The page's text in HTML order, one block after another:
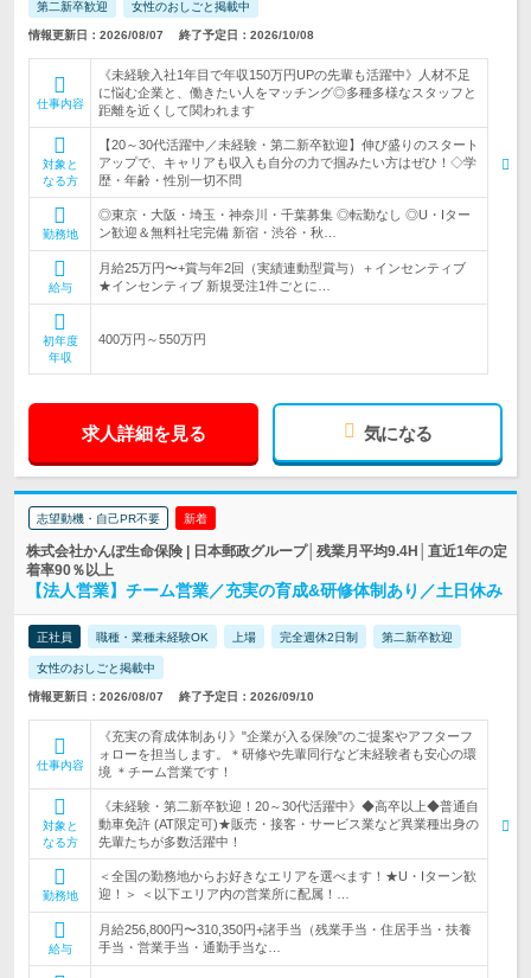
第二新卒歓迎 女性のおしごと掲載中
情報更新日：2026/08/07 終了予定日：2026/10/08
仕事内容
《未経験入社1年目で年収150万円UPの先輩も活躍中》人材不足
に悩む企業と、働きたい人をマッチング◎多種多様なスタッフと
距離を近くして関われます
対象と
なる方
【20～30代活躍中／未経験・第二新卒歓迎】伸び盛りのスタート
アップで、キャリアも収入も自分の力で掴みたい方はぜひ！◇学
歴・年齢・性別一切不問
勤務地
◎東京・大阪・埼玉・神奈川・千葉募集 ◎転勤なし ◎U・Iター
ン歓迎＆無料社宅完備 新宿・渋谷・秋…
給与
月給25万円〜+賞与年2回（実績連動型賞与）＋インセンティブ
★インセンティブ 新規受注1件ごとに…
初年度
年収
400万円～550万円
求人詳細を見る 気になる
志望動機・自己PR不要 新着
株式会社かんぽ生命保険 | 日本郵政グループ│残業月平均9.4H│直近1年の定
着率90％以上
【法人営業】チーム営業／充実の育成&研修体制あり／土日休み
正社員 職種・業種未経験OK 上場 完全週休2日制 第二新卒歓迎
女性のおしごと掲載中
情報更新日：2026/08/07 終了予定日：2026/09/10
仕事内容
《充実の育成体制あり》"企業が入る保険"のご提案やアフターフ
ォローを担当します。＊研修や先輩同行など未経験者も安心の環
境 ＊チーム営業です！
対象と
なる方
《未経験・第二新卒歓迎！20～30代活躍中》◆高卒以上◆普通自
動車免許 (AT限定可)★販売・接客・サービス業など異業種出身の
先輩たちが多数活躍中！
勤務地
＜全国の勤務地からお好きなエリアを選べます！★U・Iターン歓
迎！＞ ＜以下エリア内の営業所に配属！…
給与
月給256,800円〜310,350円+諸手当（残業手当・住居手当・扶養
手当・営業手当・通勤手当な…